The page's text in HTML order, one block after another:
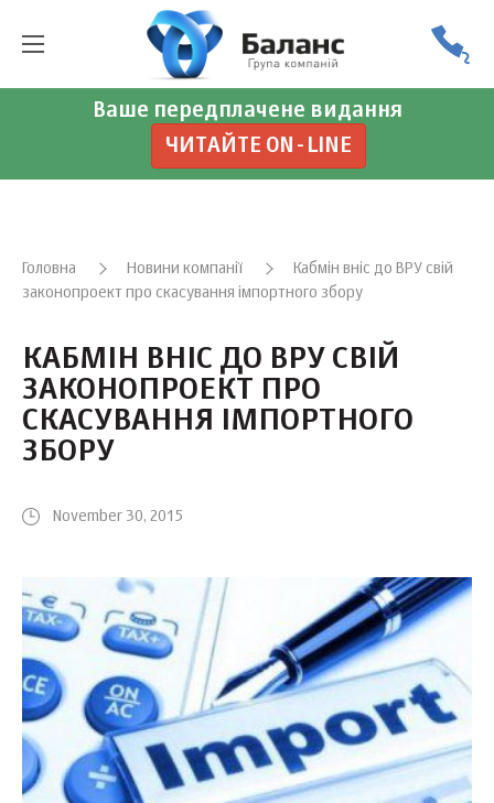
Ваше передплачене видання
ЧИТАЙТЕ ON-LINE
Головна Новини компанії
Кабмін вніс до ВРУ свій
законопроект про скасування імпортного збору
КАБМІН ВНІС ДО ВРУ СВІЙ
ЗАКОНОПРОЕКТ ПРО
СКАСУВАННЯ ІМПОРТНОГО
ЗБОРУ
November 30, 2015